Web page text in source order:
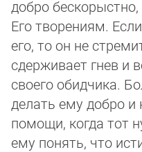
добро
Его творениям.
его, то он не
сдерживает гнев и
своего обидчика.
делать ему добро и
помощи, когда тот
ему понять, что